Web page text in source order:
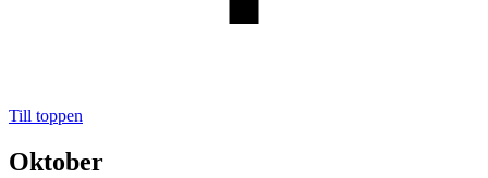
Till toppen
Oktober